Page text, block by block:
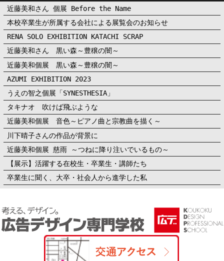
近藤美和さん 個展 Before the Name
本校卒業生が所属する会社による展覧会のお知らせ
RENA SOLO EXHIBITION KATACHI SCRAP
近藤美和さん 黒い森～豊穣の闇～
近藤美和個展 黒い森～豊穣の闇～
AZUMI EXHIBITION 2023
うえの智之個展「SYNESTHESIA」
タキナオ 吹けば飛ぶような
近藤美和個展 音色～ピアノ曲と宗教曲を描く～
川下晴子さんの作品が背景に
近藤美和個展 慈雨 ～つねに降り注いでいるもの～
【展示】活躍する在校生・卒業生・講師たち
卒業生に聞く、大卒・社会人から進学した私